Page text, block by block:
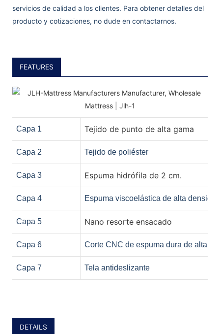
servicios de calidad a los clientes. Para obtener detalles del
producto y cotizaciones, no dude en contactarnos.
FEATURES
Capa 1 Tejido de punto de alta gama
Capa 2 Tejido de poliéster
Capa 3 Espuma hidrófila de 2 cm.
Capa 4 Espuma viscoelástica de alta
Capa 5 Nano resorte ensacado
Capa 6 Corte CNC de espuma dura de alta
Capa 7 Tela antideslizante
DETAILS